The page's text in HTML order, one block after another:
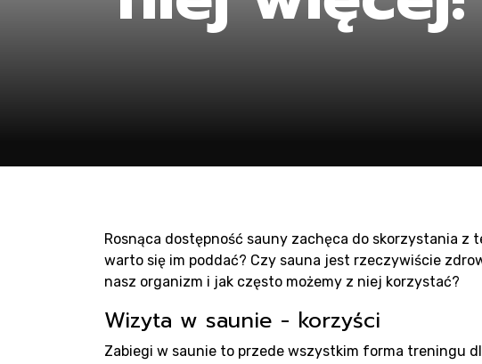
Rosnąca dostępność sauny zachęca do skorzystania z
warto się im poddać? Czy sauna jest rzeczywiście
nasz organizm i jak często możemy z niej korzystać?
Wizyta w saunie - korzyści
Zabiegi w saunie to przede wszystkim forma treningu